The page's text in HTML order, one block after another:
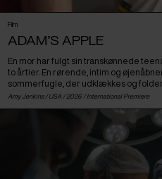
Film
ADAM’S APPLE
En mor har fulgt sin transkønnede
to årtier. En rørende, intim og
sommerfugle, der udklækkes og
Amy Jenkins / USA / 2026 / International Premiere